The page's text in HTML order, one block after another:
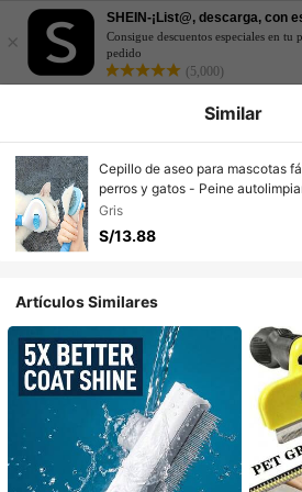
×
SHEIN-¡List@, descarga, con
Consigue descuentos especiales en tu
pedido
(5,000)
Similar
Cepillo de aseo para mascotas
perros y gatos - Peine
eliminación de pelo con un solo
cómodo, diseño ergonómico,
de perro y aseo, accesorios de
Gris
S/13.88
Artículos Similares